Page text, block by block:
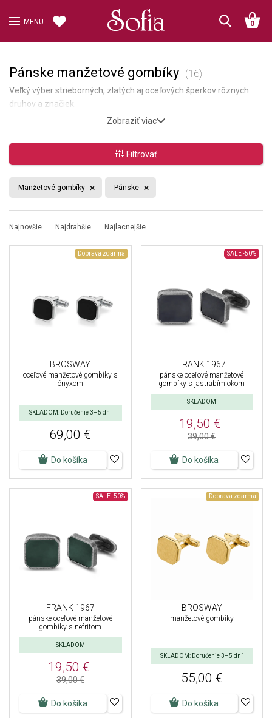
MENU 0
Pánske manžetové gombíky (16)
Veľký výber strieborných, zlatých aj oceľových šperkov rôznych
druhov a značiek.
Zobraziť viac
Filtrovať
Manžetové gombíky Pánske
Najnovšie Najdrahšie Najlacnejšie
Doprava zdarma
BROSWAY
oceľové manžetové gombíky s
ónyxom
SKLADOM: Doručenie 3–5 dní
69,00 €
Do košíka
SALE-50%
FRANK 1967
pánske oceľové manžetové
gombíky s jastrabím okom
SKLADOM
19,50 €
39,00 €
Do košíka
SALE -50%
FRANK 1967
pánske oceľové manžetové
gombíky s nefritom
SKLADOM
19,50 €
39,00 €
Do košíka
Doprava zdarma
BROSWAY
manžetové gombíky
SKLADOM: Doručenie 3–5 dní
55,00 €
Do košíka